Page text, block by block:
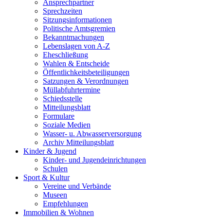
Ansprechpartner
Sprechzeiten
Sitzungsinformationen
Politische Amtsgremien
Bekanntmachungen
Lebenslagen von A-Z
Eheschließung
Wahlen & Entscheide
Öffentlichkeitsbeteiligungen
Satzungen & Verordnungen
Müllabfuhrtermine
Schiedsstelle
Mitteilungsblatt
Formulare
Soziale Medien
Wasser- u. Abwasserversorgung
Archiv Mitteilungsblatt
Kinder & Jugend
Kinder- und Jugendeinrichtungen
Schulen
Sport & Kultur
Vereine und Verbände
Museen
Empfehlungen
Immobilien & Wohnen